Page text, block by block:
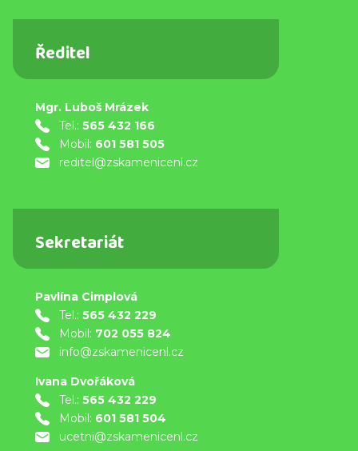
Ředitel
Mgr. Luboš Mrázek
Tel.: 565 432 166
Mobil: 601 581 505
reditel@zskamenicenl.cz
Sekretariát
Pavlína Cimplová
Tel.: 565 432 229
Mobil: 702 055 824
info@zskamenicenl.cz
Ivana Dvořáková
Tel.: 565 432 229
Mobil: 601 581 504
ucetni@zskamenicenl.cz